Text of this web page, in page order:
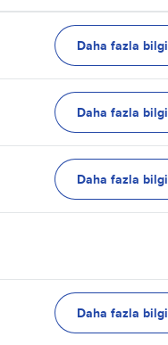
Daha fazla bilgi
Daha fazla bilgi
Daha fazla bilgi
Daha fazla bilgi